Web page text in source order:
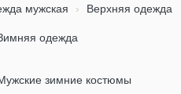
мужская Верхняя одежда
одежда
зимние костюмы